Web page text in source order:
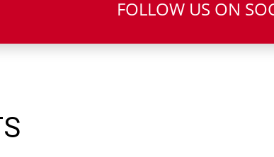
FOLLOW US ON